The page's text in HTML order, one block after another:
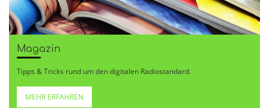
Magazin
Tipps & Tricks rund um den digitalen Radiostandard.
MEHR ERFAHREN